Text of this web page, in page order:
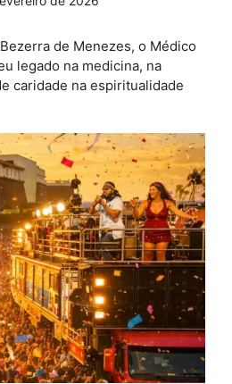
de Menezes, o Médico
legado na medicina, na
caridade na espiritualidade